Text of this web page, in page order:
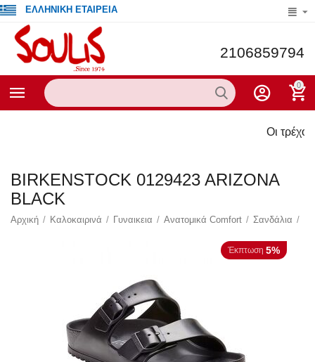
ΕΛΛΗΝΙΚΗ ΕΤΑΙΡΕΙΑ
2106859794
0
Οι τρέχουσες
BIRKENSTOCK 0129423 ARIZONA
BLACK
Αρχική / Καλοκαιρινά / Γυναικεια / Ανατομικά Comfort / Σανδάλια /
Έκπτωση 5%